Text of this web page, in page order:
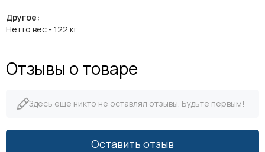
Другое:
Нетто вес - 122 кг
Отзывы о товаре
Здесь еще никто не оставлял отзывы. Будьте первым!
Оставить отзыв